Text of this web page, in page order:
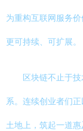
为重构互联网服务价
更可持续、可扩展。
区块链不止于
系。连续创业者们
土地上，筑起一道惠